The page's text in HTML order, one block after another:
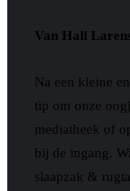
Van Hall
Na een kleine
tip om onze
mediatheek of
bij de ingang.
slaapzak &